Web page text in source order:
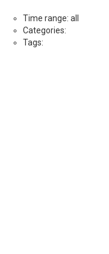
Time range: all
Categories:
Tags: